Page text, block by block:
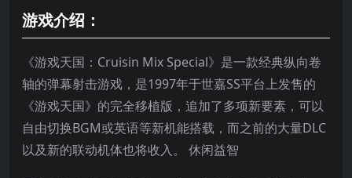
游戏介绍：
《游戏天国：Cruisin Mix Special》是一款经典纵向卷
轴的弹幕射击游戏，是1997年于世嘉SS平台上发售的
《游戏天国》的完全移植版，追加了多项新要素，可以
自由切换BGM或英语等新机能搭载，而之前的大量DLC
以及新的联动机体也将收入。 休闲益智